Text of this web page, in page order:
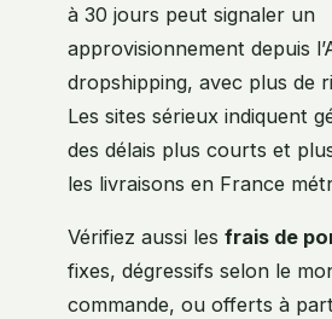
à 30 jours peut signaler un
approvisionnement depuis
dropshipping, avec plus de
Les sites sérieux indiquent
des délais plus courts et
les livraisons en France
Vérifiez aussi les frais de
fixes, dégressifs selon le
commande, ou offerts à